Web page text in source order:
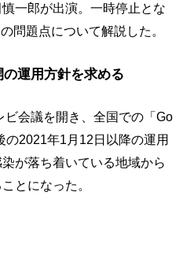
一郎が出演。一時停止とな
問題点について解説した。
運用方針を求める
会議を開き、全国での「Go
の2021年1月12日以降の運用
が落ち着いている地域から
とになった。